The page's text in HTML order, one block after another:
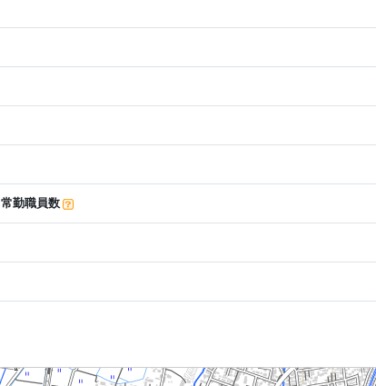
常勤職員数